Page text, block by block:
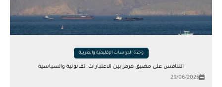
وحدة الدراسات الإقليمية والعربية
التنافس على مضيق هرمز بين الاعتبارات القانونية والسياسية
29/06/2026